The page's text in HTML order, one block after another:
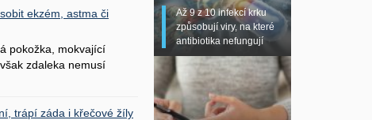
ekzém, astma či
pokožka, mokvající
zdaleka nemusí
trápí záda i křečové žíly
Až 9 z 10 infekcí krku
způsobují viry, na které
antibiotika nefungují